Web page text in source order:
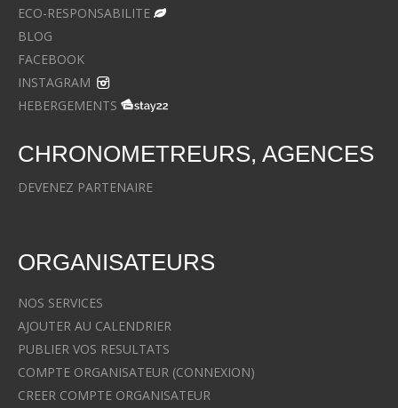
ECO-RESPONSABILITE
BLOG
FACEBOOK
INSTAGRAM
HEBERGEMENTS
CHRONOMETREURS, AGENCES
DEVENEZ PARTENAIRE
ORGANISATEURS
NOS SERVICES
AJOUTER AU CALENDRIER
PUBLIER VOS RESULTATS
COMPTE ORGANISATEUR (CONNEXION)
CREER COMPTE ORGANISATEUR